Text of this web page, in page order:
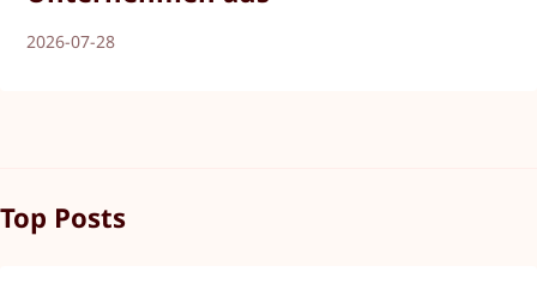
2026-07-28
Top Posts